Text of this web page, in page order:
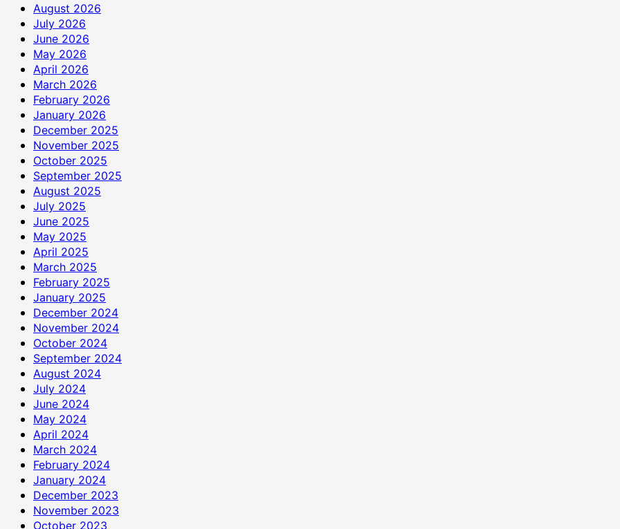
August 2026
July 2026
June 2026
May 2026
April 2026
March 2026
February 2026
January 2026
December 2025
November 2025
October 2025
September 2025
August 2025
July 2025
June 2025
May 2025
April 2025
March 2025
February 2025
January 2025
December 2024
November 2024
October 2024
September 2024
August 2024
July 2024
June 2024
May 2024
April 2024
March 2024
February 2024
January 2024
December 2023
November 2023
October 2023